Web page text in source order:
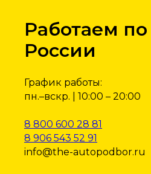
Работаем по
России
График работы:
пн.–вскр. | 10:00 – 20:00
8 800 600 28 81
8 906 543 52 91
info@the-autopodbor.ru